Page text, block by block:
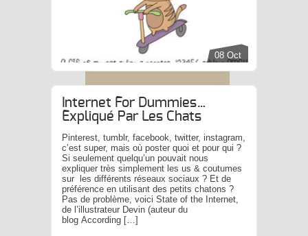
08 Oct
Internet For Dummies…
Expliqué Par Les Chats
Pinterest, tumblr, facebook, twitter, instagram,
c’est super, mais où poster quoi et pour qui ?
Si seulement quelqu’un pouvait nous
expliquer très simplement les us & coutumes
sur les différents réseaux sociaux ? Et de
préférence en utilisant des petits chatons ?
Pas de problème, voici State of the Internet,
de l’illustrateur Devin (auteur du
blog According […]